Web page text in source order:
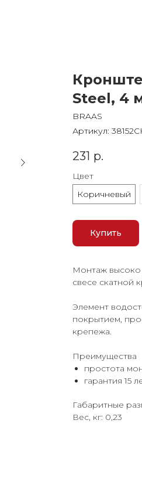
Steel, 4
BRAAS
Артикул:
231 р.
Цвет
Коричневый
Купить
Монтаж
свесе скатной
Элемент
покрытием,
крепежа.
Преимущества
простота
гарантия 15
Габаритные
Вес, кг: 0,23